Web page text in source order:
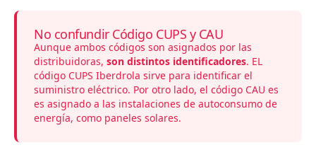
No confundir Código CUPS y CAU
Aunque ambos códigos son asignados por las
distribuidoras, son distintos identificadores. EL
código CUPS Iberdrola sirve para identificar el
suministro eléctrico. Por otro lado, el código CAU es
es asignado a las instalaciones de autoconsumo de
energía, como paneles solares.